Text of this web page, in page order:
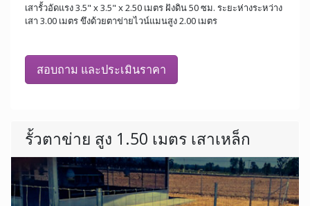
เสารั้วอัดแรง 3.5" x 3.5" x 2.50 เมตร ฝังดิน 50 ซม. ระยะห่างระหว่าง
เสา 3.00 เมตร ขึงด้วยตาข่ายไวน์แมนสูง 2.00 เมตร
สอบถาม และประเมินราคา
รั้วตาข่าย สูง 1.50 เมตร เสาเหล็ก